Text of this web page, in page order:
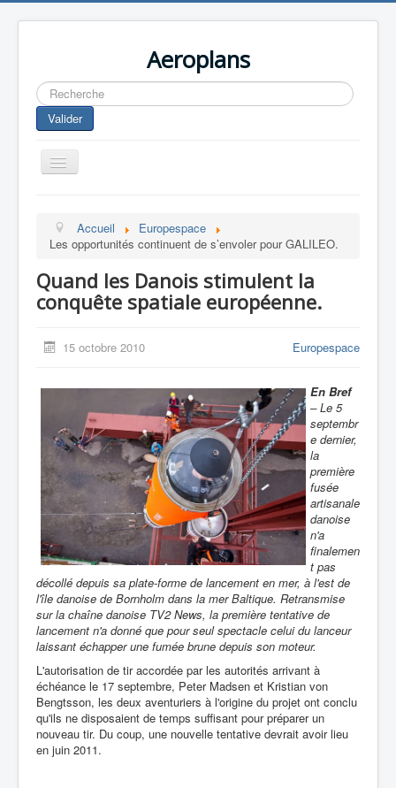
Aeroplans
Rechercher
Valider
Toggle
Navigation
Aviation Commerciale
Aviation Militaire
Drones
Accueil
Europespace
Les opportunités continuent de s’envoler pour GALILEO.
Quand les Danois stimulent la
conquête spatiale européenne.
15 octobre 2010 Europespace
En Bref
– Le 5
septembr
e dernier,
la
première
fusée
artisanale
danoise
n'a
finalemen
t pas
décollé depuis sa plate-forme de lancement en mer, à l'est de
l'île danoise de Bornholm dans la mer Baltique. Retransmise
sur la chaîne danoise TV2 News, la première tentative de
lancement n'a donné que pour seul spectacle celui du lanceur
laissant échapper une fumée brune depuis son moteur.
L'autorisation de tir accordée par les autorités arrivant à
échéance le 17 septembre, Peter Madsen et Kristian von
Bengtsson, les deux aventuriers à l'origine du projet ont conclu
qu'ils ne disposaient de temps suffisant pour préparer un
nouveau tir. Du coup, une nouvelle tentative devrait avoir lieu
en juin 2011.